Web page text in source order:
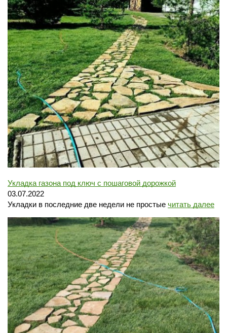
Укладка газона под ключ с пошаговой дорожкой
03.07.2022
Укладки в последние две недели не простые читать далее